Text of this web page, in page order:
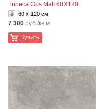
Tribeca Gris Matt 60X120
60 x 120 см
7 300 руб./кв.м
Купить